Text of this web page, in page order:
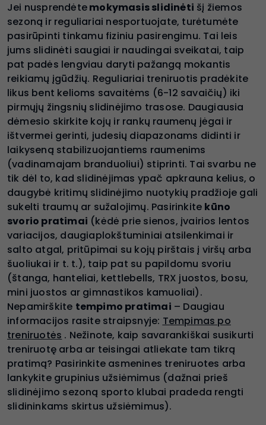
Jei nusprendėtemokymasis slidinėti šį žiemos
sezoną ir reguliariai nesportuojate, turėtumėte
pasirūpinti tinkamu fiziniu pasirengimu. Tai leis
jums slidinėti saugiai ir naudingai sveikatai, taip
pat padės lengviau daryti pažangą mokantis
reikiamų įgūdžių. Reguliariai treniruotis pradėkite
likus bent kelioms savaitėms (6-12 savaičių) iki
pirmųjų žingsnių slidinėjimo trasose. Daugiausia
dėmesio skirkite kojų ir rankų raumenų jėgai ir
ištvermei gerinti, judesių diapazonams didinti ir
laikyseną stabilizuojantiems raumenims
(vadinamajam branduoliui) stiprinti. Tai svarbu ne
tik dėl to, kad slidinėjimas ypač apkrauna kelius, o
daugybė kritimų slidinėjimo nuotykių pradžioje gali
sukelti traumų ar sužalojimų. Pasirinkite kūno
svorio pratimai (kėdė prie sienos, įvairios lentos
variacijos, daugiaplokštuminiai atsilenkimai ir
salto atgal, pritūpimai su kojų pirštais į viršų arba
šuoliukai ir t. t.), taip pat su papildomu svoriu
(štanga, hanteliai, kettlebells, TRX juostos, bosu,
mini juostos ar gimnastikos kamuoliai).
Nepamirškite tempimo pratimai – Daugiau
informacijos rasite straipsnyje: Tempimas po
treniruotės . Nežinote, kaip savarankiškai susikurti
treniruotę arba ar teisingai atliekate tam tikrą
pratimą? Pasirinkite asmenines treniruotes arba
lankykite grupinius užsiėmimus (dažnai prieš
slidinėjimo sezoną sporto klubai pradeda rengti
slidininkams skirtus užsiėmimus).